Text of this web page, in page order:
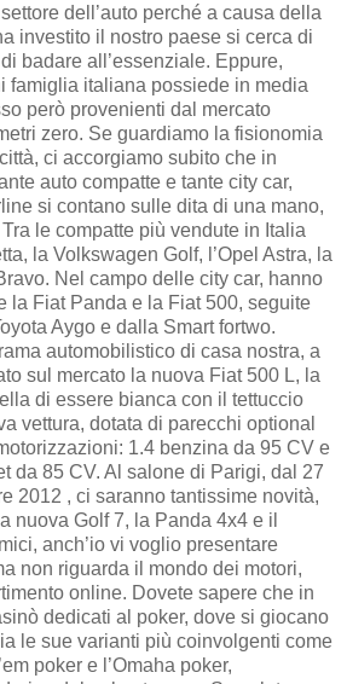
dell’auto perché a causa della
investito il nostro paese si cerca di
badare all’essenziale. Eppure,
famiglia italiana possiede in media
però provenienti dal mercato
zero. Se guardiamo la fisionomia
ci accorgiamo subito che in
auto compatte e tante city car,
si contano sulle dita di una mano,
le compatte più vendute in Italia
la Volkswagen Golf, l’Opel Astra, la
Nel campo delle city car, hanno
la Fiat Panda e la Fiat 500, seguite
Aygo e dalla Smart fortwo.
automobilistico di casa nostra, a
sul mercato la nuova Fiat 500 L, la
di essere bianca con il tettuccio
vettura, dotata di parecchi optional
1.4 benzina da 95 CV e
da 85 CV. Al salone di Parigi, dal 27
2012 , ci saranno tantissime novità,
nuova Golf 7, la Panda 4x4 e il
anch’io vi voglio presentare
non riguarda il mondo dei motori,
online. Dovete sapere che in
dedicati al poker, dove si giocano
le sue varianti più coinvolgenti come
poker e l’Omaha poker,